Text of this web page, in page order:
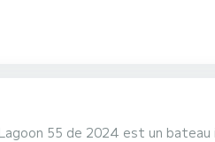
55 de 2024 est un